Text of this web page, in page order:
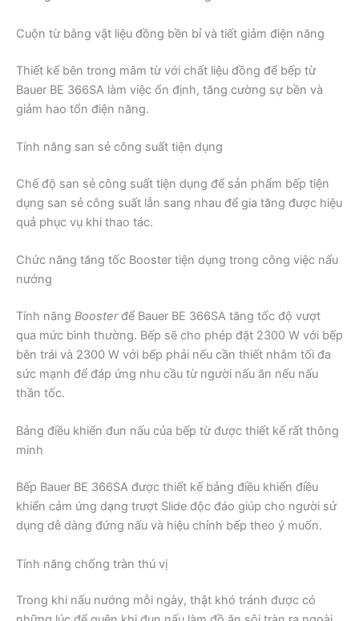
Cuộn từ bằng vật liệu đồng bền bỉ và tiết giảm điện năng
Thiết kế bên trong mâm từ với chất liệu đồng để bếp từ
Bauer BE 366SA làm việc ổn định, tăng cường sự bền và
giảm hao tổn điện năng.
Tính năng san sẻ công suất tiện dụng
Chế độ san sẻ công suất tiện dụng để sản phẩm bếp tiện
dụng san sẻ công suất lẫn sang nhau để gia tăng được hiệu
quả phục vụ khi thao tác.
Chức năng tăng tốc Booster tiện dụng trong công việc nấu
nướng
Tính năng Boosterđể Bauer BE 366SA tăng tốc độ vượt
qua mức bình thường. Bếp sẽ cho phép đặt 2300 W với bếp
bên trái và 2300 W với bếp phải nếu cần thiết nhằm tối đa
sức mạnh để đáp ứng nhu cầu từ người nấu ăn nếu nấu
thần tốc.
Bảng điều khiển đun nấu của bếp từ được thiết kế rất thông
minh
Bếp Bauer BE 366SA được thiết kế bảng điều khiển điều
khiển cảm ứng dạng trượt Slide độc đáo giúp cho người sử
dụng dễ dàng đứng nấu và hiệu chỉnh bếp theo ý muốn.
Tính năng chống tràn thú vị
Trong khi nấu nướng mỗi ngày, thật khó tránh được có